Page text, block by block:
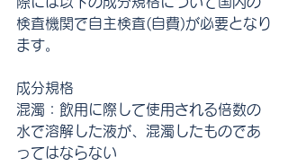
検査機関で自主検査(自費)が必要となり
ます。
成分規格
混濁：飲用に際して使用される倍数の
水で溶解した液が、混濁したものであ
ってはならない